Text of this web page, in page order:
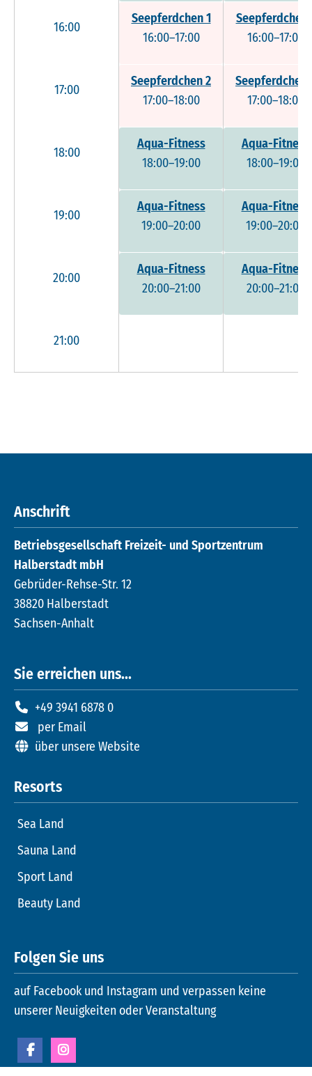
16:00
17:00
18:00
19:00
20:00
21:00
Seepferdchen 1
16:00–17:00
Seepferdchen 2
17:00–18:00
Aqua-Fitness
18:00–19:00
Aqua-Fitness
19:00–20:00
Aqua-Fitness
20:00–21:00
Seepferdchen
16:00–17:00
Seepferdchen
17:00–18:00
Aqua-Fitness
18:00–19:00
Aqua-Fitness
19:00–20:00
Aqua-Fitness
20:00–21:00
Anschrift
Betriebsgesellschaft Freizeit- und Sportzentrum
Halberstadt mbH
Gebrüder-Rehse-Str. 12
38820 Halberstadt
Sachsen-Anhalt
Sie erreichen uns...
+49 3941 6878 0
per Email
über unsere Website
Resorts
Sea Land
Sauna Land
Sport Land
Beauty Land
Folgen Sie uns
auf Facebook und Instagram und verpassen keine
unserer Neuigkeiten oder Veranstaltung